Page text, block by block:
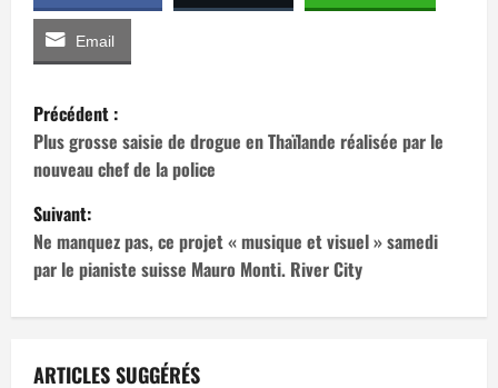
Email
N
a
v
i
g
Précédent :
Plus grosse saisie de drogue en Thaïlande réalisée par le
nouveau chef de la police
Suivant:
Ne manquez pas, ce projet « musique et visuel » samedi
par le pianiste suisse Mauro Monti. River City
ARTICLES SUGGÉRÉS